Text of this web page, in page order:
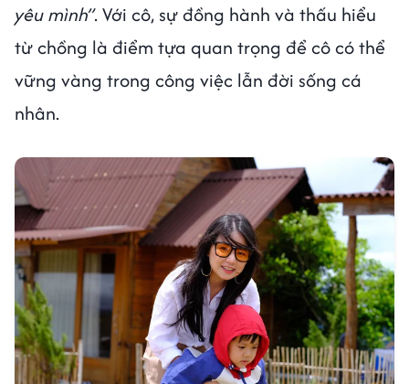
yêu mình”. Với cô, sự đồng hành và thấu hiểu
từ chồng là điểm tựa quan trọng để cô có thể
vững vàng trong công việc lẫn đời sống cá
nhân.